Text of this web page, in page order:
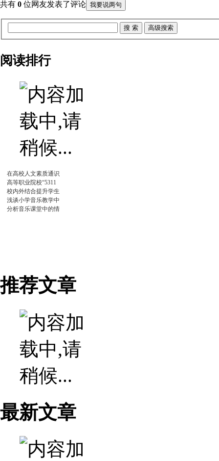
共有 0 位网友发表了评论 我要说两句
阅读排行
在高校人文素质通识
高等职业院校“5311
校内外结合提升学生
浅谈小学音乐教学中
分析音乐课堂中的情
推荐文章
最新文章